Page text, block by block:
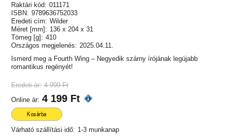
Raktári kód: 011171
ISBN: 9789636752033
Eredeti cím: Wilder
Méret [mm]: 136 x 204 x 31
Tömeg [g]: 410
Országos megjelenés: 2025.04.11.
Ismerd meg a Fourth Wing – Negyedik szárny írójának legújabb
romantikus regényét!
Eredeti ár: 4 999 Ft
Online ár: 4 199 Ft
Kosárba
Várható szállítási idő: 1-3 munkanap